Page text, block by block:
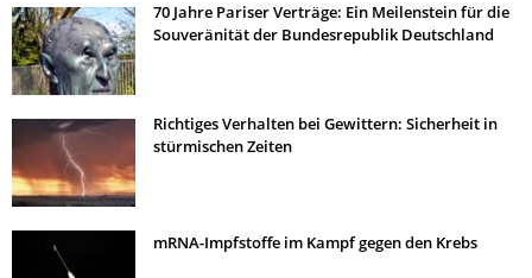
70 Jahre Pariser Verträge: Ein Meilenstein für die
Souveränität der Bundesrepublik Deutschland
Richtiges Verhalten bei Gewittern: Sicherheit in
stürmischen Zeiten
mRNA-Impfstoffe im Kampf gegen den Krebs